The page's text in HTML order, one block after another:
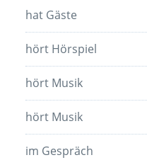
hat Gäste
hört Hörspiel
hört Musik
hört Musik
im Gespräch